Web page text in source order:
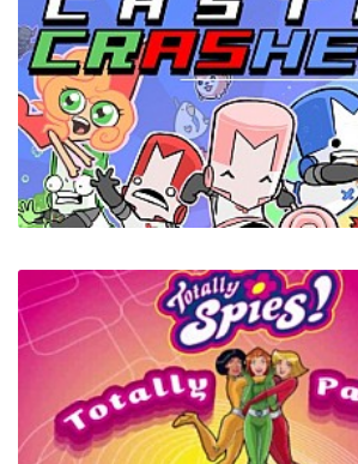
Corpse Party
Castle Crashers